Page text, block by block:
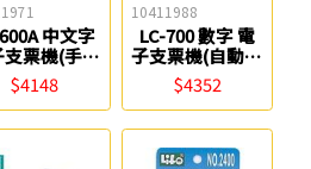
中文字
支票機(手動
夾紙) Life
$4148
10411988
LC-700 數字 電
子支票機(自動夾
紙) Life
$4352